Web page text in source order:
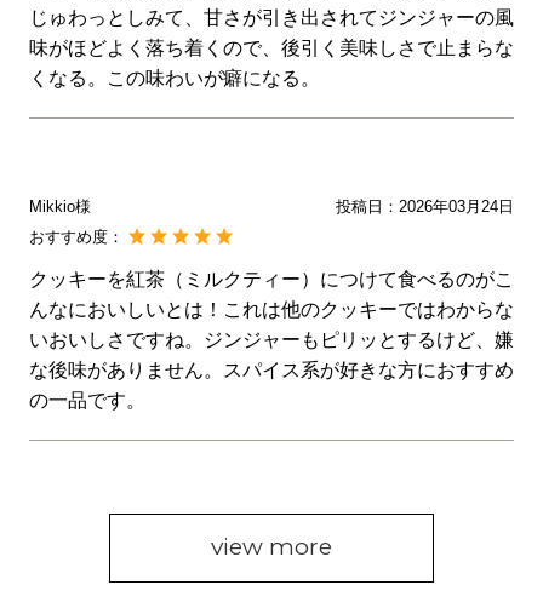
じゅわっとしみて、甘さが引き出されてジンジャーの風
味がほどよく落ち着くので、後引く美味しさで止まらな
くなる。この味わいが癖になる。
Mikkio様 投稿日： 2026年03月24日
おすすめ度：
クッキーを紅茶（ミルクティー）につけて食べるのがこ
んなにおいしいとは！これは他のクッキーではわからな
いおいしさですね。ジンジャーもピリッとするけど、嫌
な後味がありません。スパイス系が好きな方におすすめ
の一品です。
view more